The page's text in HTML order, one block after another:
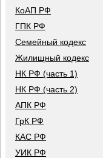
КоАП РФ
ГПК РФ
Семейный кодекс
Жилищный кодекс
НК РФ (часть 1)
НК РФ (часть 2)
АПК РФ
ГрК РФ
КАС РФ
УИК РФ